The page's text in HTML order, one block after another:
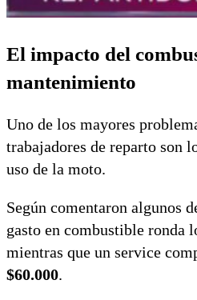
El impacto del
mantenimiento
Uno de los mayores
trabajadores de reparto son
uso de la moto.
Según comentaron algunos
gasto en combustible ronda
mientras que un service
$60.000.